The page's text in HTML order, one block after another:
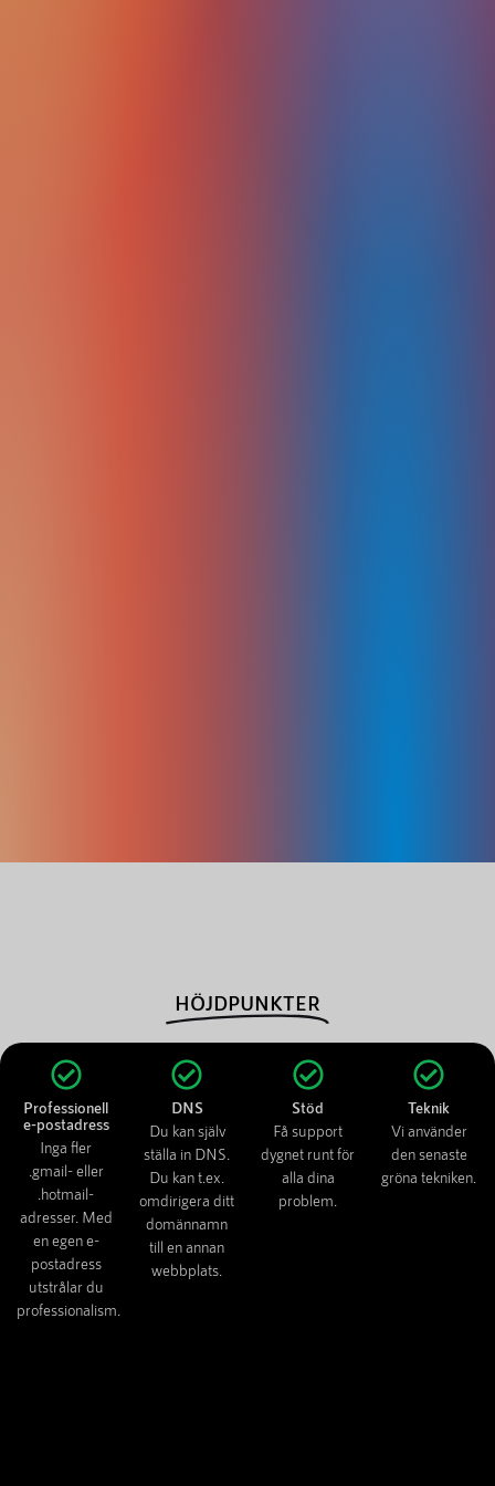
Professionell
e-postadress
Inga fler
.gmail- eller
.hotmail-
adresser. Med
en egen e-
postadress
utstrålar du
professionalism.
DNS
Du kan själv
ställa in DNS.
Du kan t.ex.
omdirigera ditt
domännamn
till en annan
webbplats.
Stöd
Få support
dygnet runt för
alla dina
problem.
Teknik
Vi använder
den senaste
gröna tekniken.
HÖJDPUNKTER